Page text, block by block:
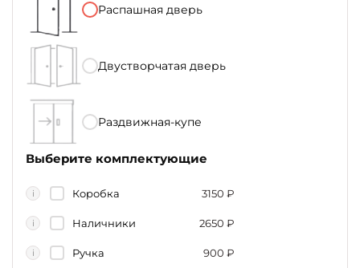
Распашная дверь
Двустворчатая дверь
Раздвижная-купе
Выберите комплектующие
i Коробка 3150 ₽
i Наличники 2650 ₽
i Ручка 900 ₽